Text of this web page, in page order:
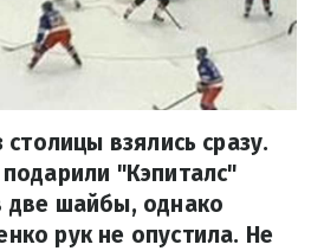
столицы взялись сразу.
"Кэпиталс"
две шайбы, однако
рук не опустила. Не